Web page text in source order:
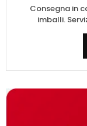
Consegna in
imballi.